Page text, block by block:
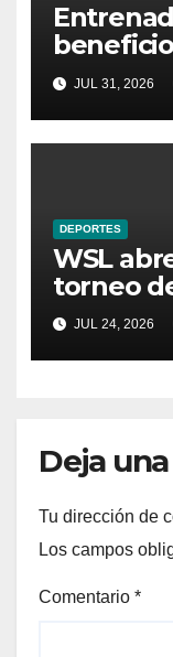
Serie de
Hermosa
JUL 31, 2026
DEPORTES
WSL
torneo
de
JUL 24, 2026
Deja
Tu dirección de
Los campos
Comentario *